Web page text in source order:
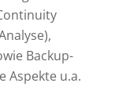
Backup-
Aspekte u.a.